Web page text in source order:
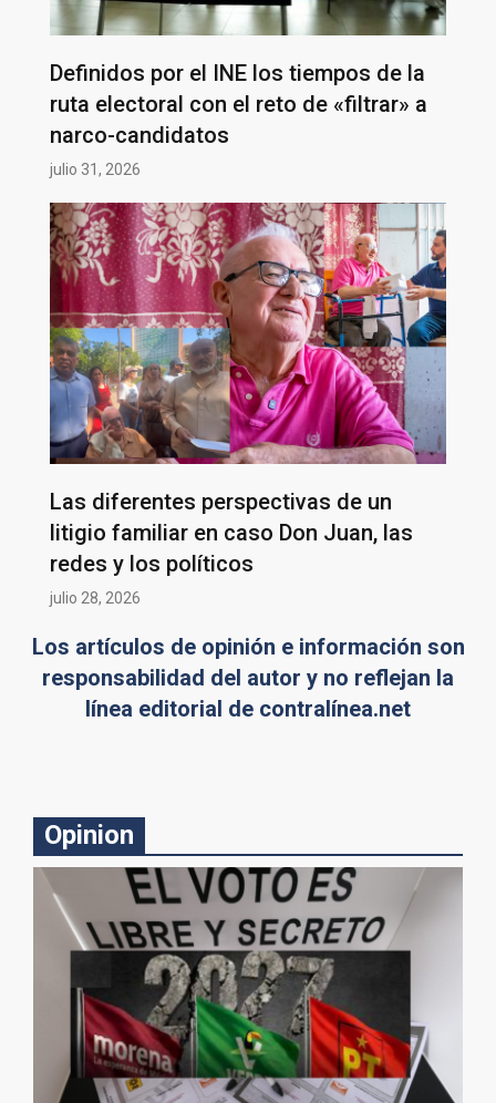
Definidos por el INE los tiempos de la
ruta electoral con el reto de «filtrar» a
narco-candidatos
julio 31, 2026
Las diferentes perspectivas de un
litigio familiar en caso Don Juan, las
redes y los políticos
julio 28, 2026
Los artículos de opinión e información son
responsabilidad del autor y no reflejan la
línea editorial de contralínea.net
Opinion